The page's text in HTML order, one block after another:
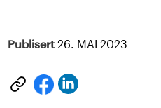
Publisert 26. MAI 2023
Del Del